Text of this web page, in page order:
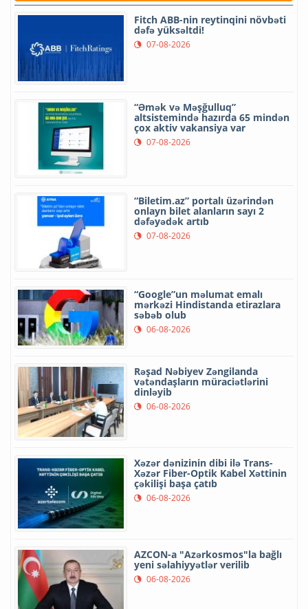
Fitch ABB-nin reytinqini növbəti
dəfə yüksəltdi!
07-08-2026
“Əmək və Məşğulluq”
altsistemində hazırda 65 mindən
çox aktiv vakansiya var
07-08-2026
“Biletim.az” portalı üzərindən
onlayn bilet alanların sayı 2
dəfəyədək artıb
07-08-2026
“Google”un məlumat emalı
mərkəzi Hindistanda etirazlara
səbəb olub
06-08-2026
Rəşad Nəbiyev Zəngilanda
vətəndaşların müraciətlərini
dinləyib
06-08-2026
Xəzər dənizinin dibi ilə Trans-
Xəzər Fiber-Optik Kabel Xəttinin
çəkilişi başa çatıb
06-08-2026
AZCON-a "Azərkosmos"la bağlı
yeni səlahiyyətlər verilib
06-08-2026